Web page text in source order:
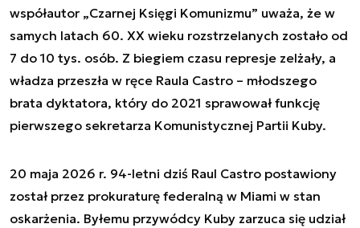
współautor „Czarnej Księgi Komunizmu” uważa, że w
samych latach 60. XX wieku rozstrzelanych zostało od
7 do 10 tys. osób. Z biegiem czasu represje zelżały, a
władza przeszła w ręce Raula Castro – młodszego
brata dyktatora, który do 2021 sprawował funkcję
pierwszego sekretarza Komunistycznej Partii Kuby.
20 maja 2026 r. 94-letni dziś Raul Castro postawiony
został przez prokuraturę federalną w Miami w stan
oskarżenia. Byłemu przywódcy Kuby zarzuca się udział